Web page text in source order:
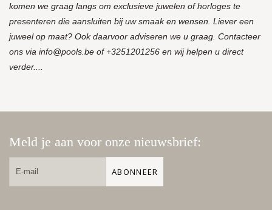
komen we graag langs om exclusieve juwelen of horloges te
presenteren die aansluiten bij uw smaak en wensen. Liever een
juweel op maat? Ook daarvoor adviseren we u graag. Contacteer
ons via info@pools.be of +3251201256 en wij helpen u direct
verder....
Meld je aan voor onze nieuwsbrief:
ABONNEER